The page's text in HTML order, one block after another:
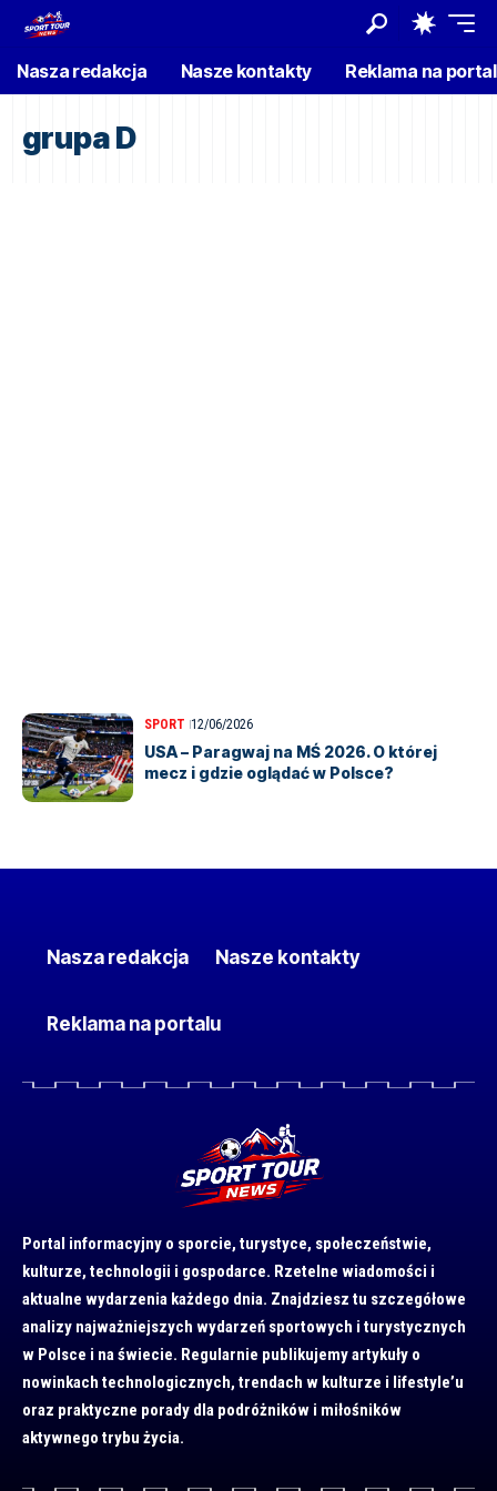
Nasza redakcja Nasze kontakty Reklama na
grupa D
SPORT 12/06/2026
USA – Paragwaj na MŚ 2026. O której
mecz i gdzie oglądać w Polsce?
Nasza redakcja Nasze kontakty
Reklama na portalu
Portal informacyjny o sporcie, turystyce, społeczeństwie,
kulturze, technologii i gospodarce. Rzetelne wiadomości i
aktualne wydarzenia każdego dnia. Znajdziesz tu szczegółowe
analizy najważniejszych wydarzeń sportowych i turystycznych
w Polsce i na świecie. Regularnie publikujemy artykuły o
nowinkach technologicznych, trendach w kulturze i lifestyle’u
oraz praktyczne porady dla podróżników i miłośników
aktywnego trybu życia.